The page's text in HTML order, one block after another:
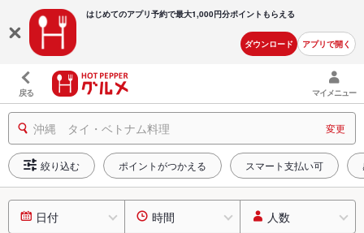
はじめてのアプリ予約で最大1,000円分ポイントもらえる
ダウンロード アプリで開く
戻る マイメニュー
沖縄 タイ・ベトナム料理 変更
絞り込む ポイントがつかえる スマート支払い可
日付 時間 人数